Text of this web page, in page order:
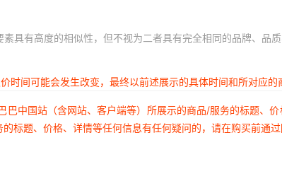
具有高度的相似性，但不视为二者具有完全相同的品牌、品质
间可能会发生改变，最终以前述展示的具体时间和所对应的
中国站（含网站、客户端等）所展示的商品/服务的标题、
标题、价格、详情等任何信息有任何疑问的，请在购买前通